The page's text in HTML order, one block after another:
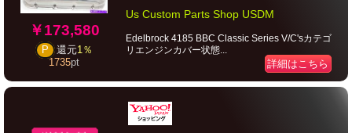
￥173,580
P 還元1％
1735pt
Us Custom Parts Shop USDM
Edelbrock 4185 BBC Classic Series V/C'sカテゴ
リエンジンカバー状態...
詳細はこちら